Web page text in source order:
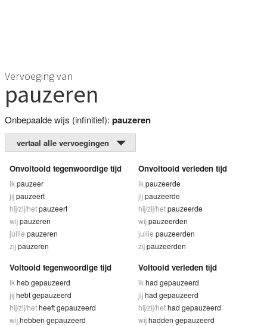
Vervoeging van
pauzeren
Onbepaalde wijs (infinitief): pauzeren
vertaal alle vervoegingen
Onvoltooid tegenwoordige tijd
ik pauzeer
jijpauzeert
hij/zij/hetpauzeert
wijpauzeren
jullie pauzeren
zijpauzeren
Onvoltooid verleden tijd
ik pauzeerde
jijpauzeerde
hij/zij/hetpauzeerde
wijpauzeerden
jullie pauzeerden
zijpauzeerden
Voltooid tegenwoordige tijd
ik heb gepauzeerd
jijhebt gepauzeerd
hij/zij/hetheeft gepauzeerd
wijhebben gepauzeerd
Voltooid verleden tijd
ik had gepauzeerd
jijhad gepauzeerd
hij/zij/hethad gepauzeerd
wijhadden gepauzeerd